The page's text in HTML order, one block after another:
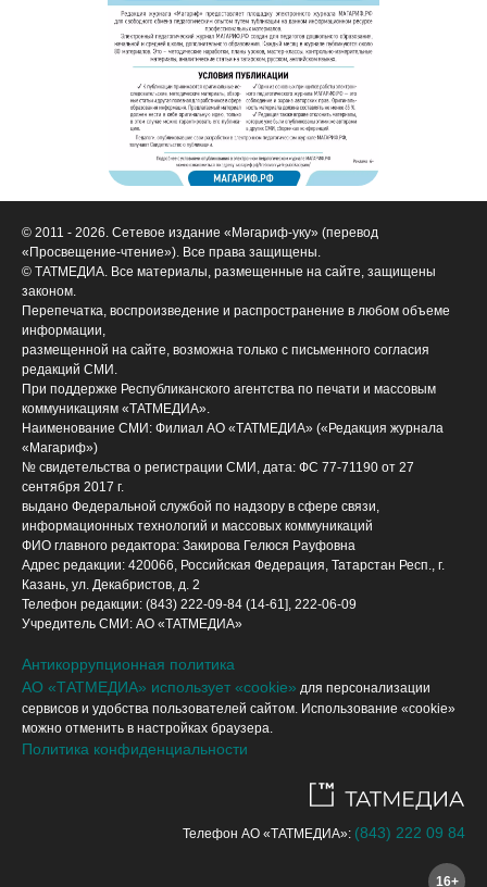
© 2011 - 2026. Сетевое издание «Мәгариф-уку» (перевод
«Просвещение-чтение»). Все права защищены.
© ТАТМЕДИА. Все материалы, размещенные на сайте, защищены
законом.
Перепечатка, воспроизведение и распространение в любом объеме
информации,
размещенной на сайте, возможна только с письменного согласия
редакций СМИ.
При поддержке Республиканского агентства по печати и массовым
коммуникациям «ТАТМЕДИА».
Наименование СМИ: Филиал АО «ТАТМЕДИА» («Редакция журнала
«Магариф»)
№ свидетельства о регистрации СМИ, дата: ФС 77-71190 от 27
сентября 2017 г.
выдано Федеральной службой по надзору в сфере связи,
информационных технологий и массовых коммуникаций
ФИО главного редактора: Закирова Гелюся Рауфовна
Адрес редакции: 420066, Российская Федерация, Татарстан Респ., г.
Казань, ул. Декабристов, д. 2
Телефон редакции: (843) 222-09-84 (14-61], 222-06-09
Учредитель СМИ: АО «ТАТМЕДИА»
Антикоррупционная политика
АО «ТАТМЕДИА» использует «cookie» для персонализации
сервисов и удобства пользователей сайтом. Использование «cookie»
можно отменить в настройках браузера.
Политика конфиденциальности
Телефон АО «ТАТМЕДИА»: (843) 222 09 84
16+